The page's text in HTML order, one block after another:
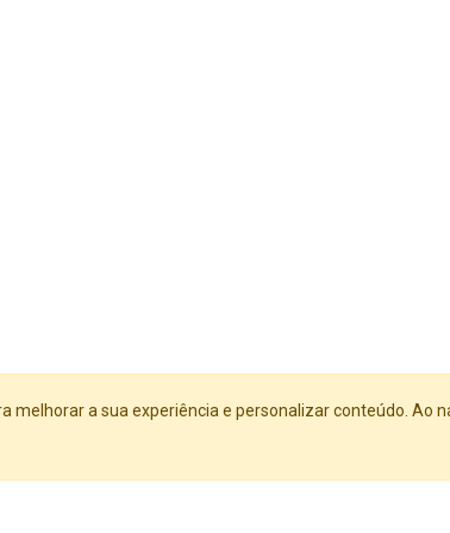
melhorar a sua experiência e personalizar conteúdo. Ao